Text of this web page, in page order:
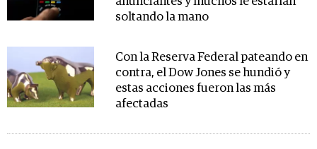
soltando la mano
Con la Reserva Federal pateando en
contra, el Dow Jones se hundió y
estas acciones fueron las más
afectadas